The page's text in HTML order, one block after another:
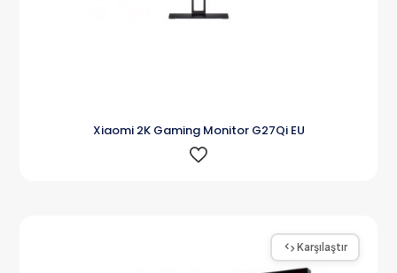
Xiaomi 2K Gaming Monitor G27Qi EU
Karşılaştır